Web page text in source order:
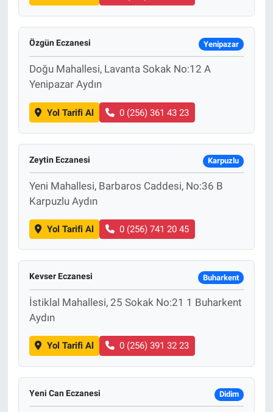
Özgün Eczanesi Yenipazar
Doğu Mahallesi, Lavanta Sokak No:12 A
Yenipazar Aydın
Yol Tarifi Al 0 (256) 361 43 23
Zeytin Eczanesi Karpuzlu
Yeni Mahallesi, Barbaros Caddesi, No:36 B
Karpuzlu Aydın
Yol Tarifi Al 0 (256) 741 20 45
Kevser Eczanesi Buharkent
İstiklal Mahallesi, 25 Sokak No:21 1 Buharkent
Aydın
Yol Tarifi Al 0 (256) 391 32 23
Yeni Can Eczanesi Didim